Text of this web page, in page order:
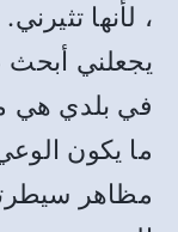
، لأنها
يجعلني أبحث
في بلدي هي
ما يكون
مظاهر